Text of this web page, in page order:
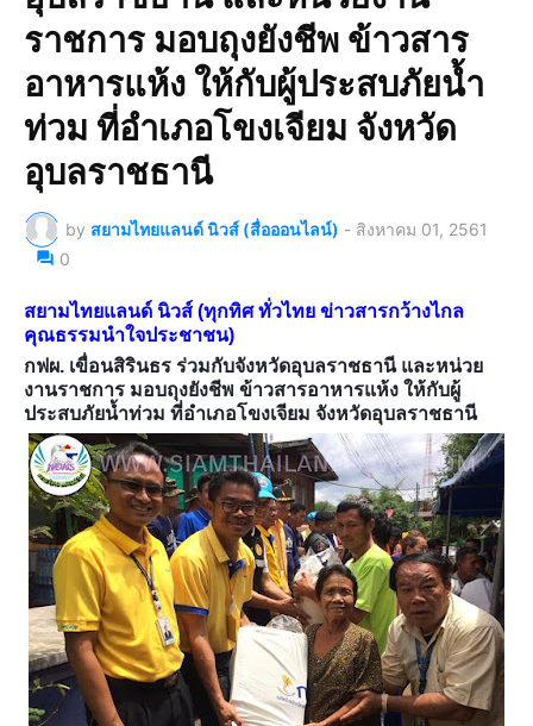
ราชการ มอบถุงยังชีพ ข้าวสาร
อาหารแห้ง ให้กับผู้ประสบภัยน้ำ
ท่วม ที่อำเภอโขงเจียม จังหวัด
อุบลราชธานี
by สยามไทยแลนด์ นิวส์ (สื่อออนไลน์) - สิงหาคม 01, 2561
0
สยามไทยแลนด์ นิวส์ (ทุกทิศ ทั่วไทย ข่าวสารกว้างไกล
คุณธรรมนำใจประชาชน)
กฟผ. เขื่อนสิรินธร ร่วมกับจังหวัดอุบลราชธานี และหน่วย
งานราชการ มอบถุงยังชีพ ข้าวสารอาหารแห้ง ให้กับผู้
ประสบภัยน้ำท่วม ที่อำเภอโขงเจียม จังหวัดอุบลราชธานี